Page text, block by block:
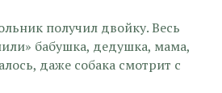
получил двойку. Весь
бабушка, дедушка, мама,
даже собака смотрит с